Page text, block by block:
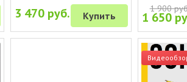
3 470 руб. Купить
1 900
1 650